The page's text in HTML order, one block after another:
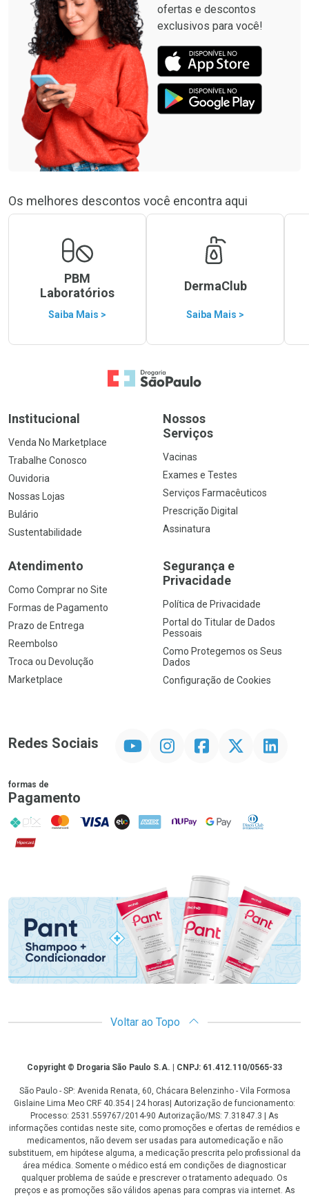
ofertas e descontos
exclusivos para você!
Os melhores descontos você encontra aqui
PBM
Laboratórios
Saiba Mais >
DermaClub
Saiba Mais >
Ir para a Home
Institucional
Venda No Marketplace
Trabalhe Conosco
Ouvidoria
Nossas Lojas
Bulário
Sustentabilidade
Nossos
Serviços
Vacinas
Exames e Testes
Serviços Farmacêuticos
Prescrição Digital
Assinatura
Atendimento
Como Comprar no Site
Formas de Pagamento
Prazo de Entrega
Reembolso
Troca ou Devolução
Marketplace
Segurança e
Privacidade
Política de Privacidade
Portal do Titular de Dados
Pessoais
Como Protegemos os Seus
Dados
Configuração de Cookies
Redes Sociais InstagramFacebook Linkedin
formas de
Pagamento
PIX MasterCard
VISA ELO AMEX NuPay Google PayDiners Club
Hipercard
Promoção em Destaque
Voltar ao Topo
CopyrightCopyright © Drogaria São Paulo S.A. | CNPJ: 61.412.110/0565-33
São Paulo - SP: Avenida Renata, 60, Chácara Belenzinho - Vila Formosa
Gislaine Lima Meo CRF 40.354 | 24 horas| Autorização de funcionamento:
Processo: 2531.559767/2014-90 Autorização/MS: 7.31847.3 | As
informações contidas neste site, como promoções e ofertas de remédios e
medicamentos, não devem ser usadas para automedicação e não
substituem, em hipótese alguma, a medicação prescrita pelo profissional da
área médica. Somente o médico está em condições de diagnosticar
qualquer problema de saúde e prescrever o tratamento adequado. Os
preços e as promoções são válidos apenas para compras via internet. As